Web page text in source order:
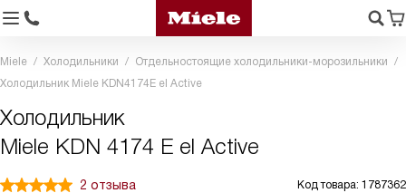
Miele Холодильники
Отдельностоящие холодильники-морозильники
Холодильник Miele KDN4174E el Active
Холодильник
Miele KDN 4174 E el Active
2 отзыва Код товара: 1787362